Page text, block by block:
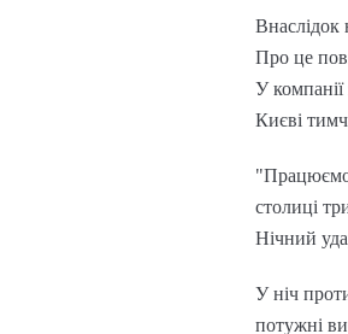
Внаслідок
Про це
У
Києві
"Працюємо
столиці
Нічний
У ніч
потужні